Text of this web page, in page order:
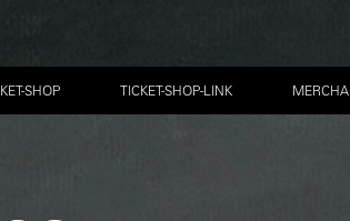
SHOP TICKET-SHOP-LINK